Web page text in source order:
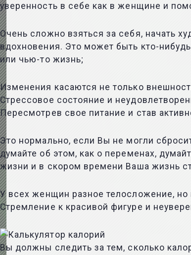
уверенность в себе как в женщине и
Очень сложно взяться за себя, начать
вдохновения. Это может быть кто-
или чью-то жизнь;
Изменения касаются не только
Стрессовое состояние и
Пересмотрев свое питание и став
Это нормально, если Вы не могли
думайте об этом, как о переменах,
жизни и в скором времени Ваша жизнь
У всех женщин разное телосложение,
Стремление к красивой фигуре и
Вы должны следить за тем, сколько